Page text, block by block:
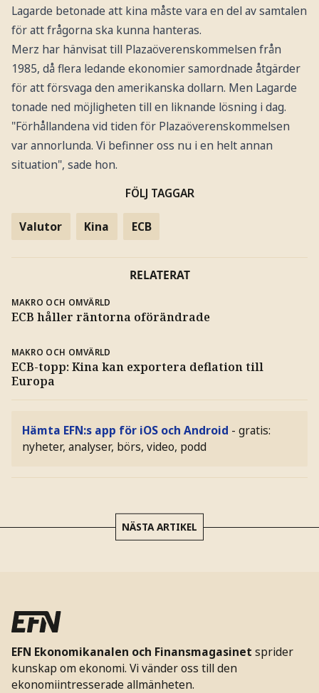
Lagarde betonade att kina måste vara en del av samtalen
för att frågorna ska kunna hanteras.
Merz har hänvisat till Plazaöverenskommelsen från
1985, då flera ledande ekonomier samordnade åtgärder
för att försvaga den amerikanska dollarn. Men Lagarde
tonade ned möjligheten till en liknande lösning i dag.
"Förhållandena vid tiden för Plazaöverenskommelsen
var annorlunda. Vi befinner oss nu i en helt annan
situation", sade hon.
FÖLJ TAGGAR
Valutor Kina ECB
RELATERAT
MAKRO OCH OMVÄRLD
ECB håller räntorna oförändrade
MAKRO OCH OMVÄRLD
ECB-topp: Kina kan exportera deflation till
Europa
Hämta EFN:s app för iOS och Android - gratis:
nyheter, analyser, börs, video, podd
NÄSTA ARTIKEL
EFN Ekonomikanalen och Finansmagasinet sprider
kunskap om ekonomi. Vi vänder oss till den
ekonomiintresserade allmänheten.